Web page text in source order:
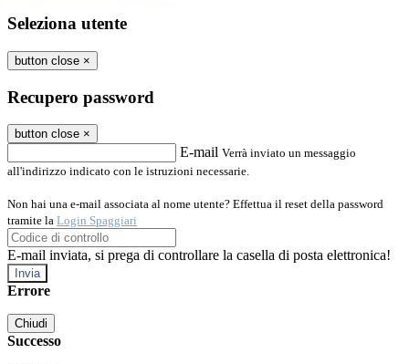
Seleziona utente
button close ×
Recupero password
button close ×
E-mail Verrà inviato un messaggio
all'indirizzo indicato con le istruzioni necessarie.
Non hai una e-mail associata al nome utente? Effettua il reset della password
tramite la Login Spaggiari
E-mail inviata, si prega di controllare la casella di posta elettronica!
Errore
Chiudi
Successo